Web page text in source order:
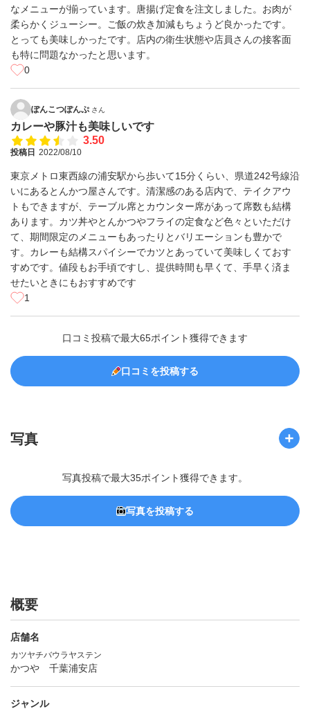
なメニューが揃っています。唐揚げ定食を注文しました。お肉が
柔らかくジューシー。ご飯の炊き加減もちょうど良かったです。
とっても美味しかったです。店内の衛生状態や店員さんの接客面
も特に問題なかったと思います。
0
ぽんこつぽんぷ さん
カレーや豚汁も美味しいです
3.50
投稿日 2022/08/10
東京メトロ東西線の浦安駅から歩いて15分くらい、県道242号線沿
いにあるとんかつ屋さんです。清潔感のある店内で、テイクアウ
トもできますが、テーブル席とカウンター席があって席数も結構
あります。カツ丼やとんかつやフライの定食など色々といただけ
て、期間限定のメニューもあったりとバリエーションも豊かで
す。カレーも結構スパイシーでカツとあっていて美味しくておす
すめです。値段もお手頃ですし、提供時間も早くて、手早く済ま
せたいときにもおすすめです
1
口コミ投稿で最大65ポイント獲得できます
口コミを投稿する
写真
写真投稿で最大35ポイント獲得できます。
写真を投稿する
概要
店舗名
カツヤチバウラヤステン
かつや 千葉浦安店
ジャンル